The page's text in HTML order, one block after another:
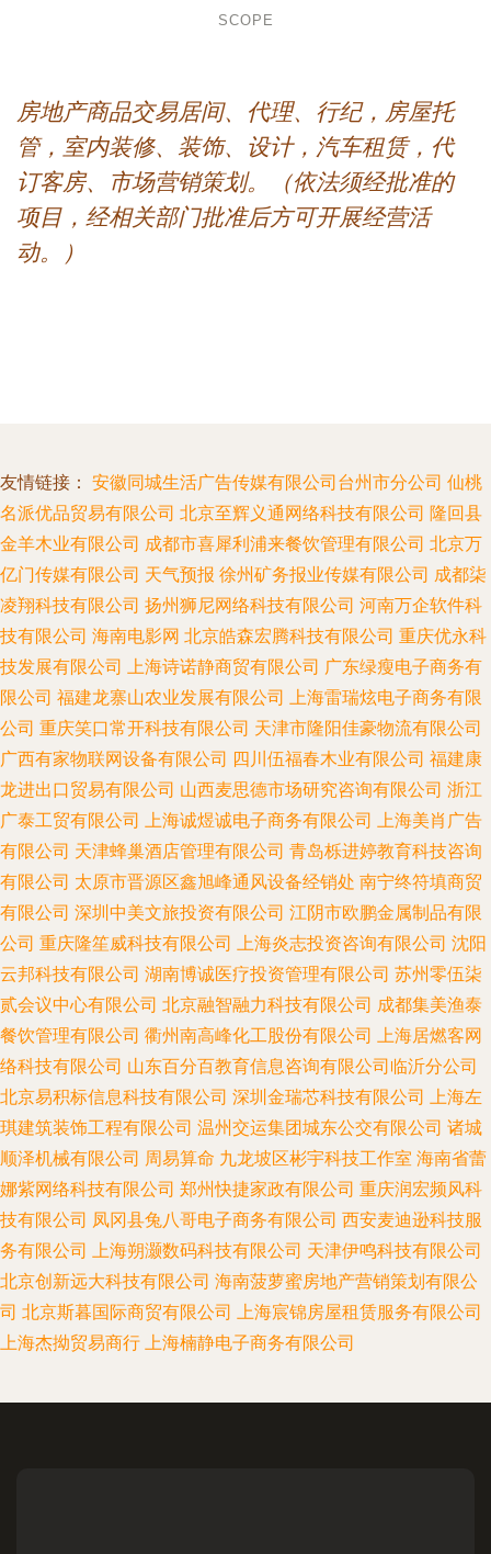
SCOPE
房地产商品交易居间、代理、行纪，房屋托
管，室内装修、装饰、设计，汽车租赁，代
订客房、市场营销策划。（依法须经批准的
项目，经相关部门批准后方可开展经营活
动。）
友情链接： 安徽同城生活广告传媒有限公司台州市分公司 仙桃
名派优品贸易有限公司 北京至辉义通网络科技有限公司 隆回县
金羊木业有限公司 成都市喜犀利浦来餐饮管理有限公司 北京万
亿门传媒有限公司 天气预报 徐州矿务报业传媒有限公司 成都柒
凌翔科技有限公司 扬州狮尼网络科技有限公司 河南万企软件科
技有限公司 海南电影网 北京皓森宏腾科技有限公司 重庆优永科
技发展有限公司 上海诗诺静商贸有限公司 广东绿瘦电子商务有
限公司 福建龙寨山农业发展有限公司 上海雷瑞炫电子商务有限
公司 重庆笑口常开科技有限公司 天津市隆阳佳豪物流有限公司
广西有家物联网设备有限公司 四川伍福春木业有限公司 福建康
龙进出口贸易有限公司 山西麦思德市场研究咨询有限公司 浙江
广泰工贸有限公司 上海诚煜诚电子商务有限公司 上海美肖广告
有限公司 天津蜂巢酒店管理有限公司 青岛栎进婷教育科技咨询
有限公司 太原市晋源区鑫旭峰通风设备经销处 南宁终符填商贸
有限公司 深圳中美文旅投资有限公司 江阴市欧鹏金属制品有限
公司 重庆隆笙威科技有限公司 上海炎志投资咨询有限公司 沈阳
云邦科技有限公司 湖南博诚医疗投资管理有限公司 苏州零伍柒
贰会议中心有限公司 北京融智融力科技有限公司 成都集美渔泰
餐饮管理有限公司 衢州南高峰化工股份有限公司 上海居燃客网
络科技有限公司 山东百分百教育信息咨询有限公司临沂分公司
北京易积标信息科技有限公司 深圳金瑞芯科技有限公司 上海左
琪建筑装饰工程有限公司 温州交运集团城东公交有限公司 诸城
顺泽机械有限公司 周易算命 九龙坡区彬宇科技工作室 海南省蕾
娜紫网络科技有限公司 郑州快捷家政有限公司 重庆润宏频风科
技有限公司 凤冈县兔八哥电子商务有限公司 西安麦迪逊科技服
务有限公司 上海朔灏数码科技有限公司 天津伊鸣科技有限公司
北京创新远大科技有限公司 海南菠萝蜜房地产营销策划有限公
司 北京斯暮国际商贸有限公司 上海宸锦房屋租赁服务有限公司
上海杰拗贸易商行 上海楠静电子商务有限公司